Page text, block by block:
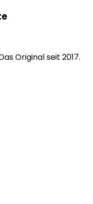
Original seit 2017.